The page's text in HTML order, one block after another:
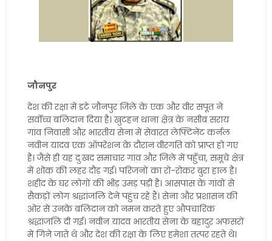
जौनपुर
देश की रक्षा में डटे जौनपुर जिले के एक और वीर सपूत ने
सर्वोच्च बलिदान दिया है। खुटहन थाना क्षेत्र के नसीब सराय
गांव निवासी और भारतीय सेना में सेवारत लेफ्टिनेंट कर्नल
नवीन यादव एक ऑपरेशन के दौरान वीरगति को प्राप्त हो गए
है। जैसे ही यह दुःखद समाचार गांव और जिले में पहुँचा, समूचे क्षेत्र
में शोक की लहर दौड़ गई। परिजनों का रो-रोकर बुरा हाल है।
शहीद के घर लोगों की भीड़ उमड़ पड़ी है। आसपास के गांवों से
सैकड़ों लोग श्रद्धांजलि देने पहुंच रहे हैं। सेना और प्रशासन की
ओर से उनके बलिदान को नमन करते हुए औपचारिक
श्रद्धांजलि दी गई। नवीन यादव भारतीय सेना के बहादुर अफसरों
में गिने जाते थे और देश की रक्षा के लिए हमेशा तत्पर रहते थे।